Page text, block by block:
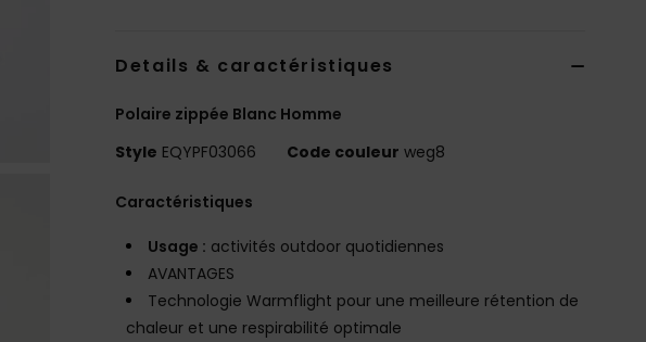
Details & caractéristiques
Polaire zippée Blanc Homme
Style EQYPF03066 Code couleur weg8
Caractéristiques
Usage : activités outdoor quotidiennes
AVANTAGES
Technologie Warmflight pour une meilleure rétention de
chaleur et une respirabilité optimale